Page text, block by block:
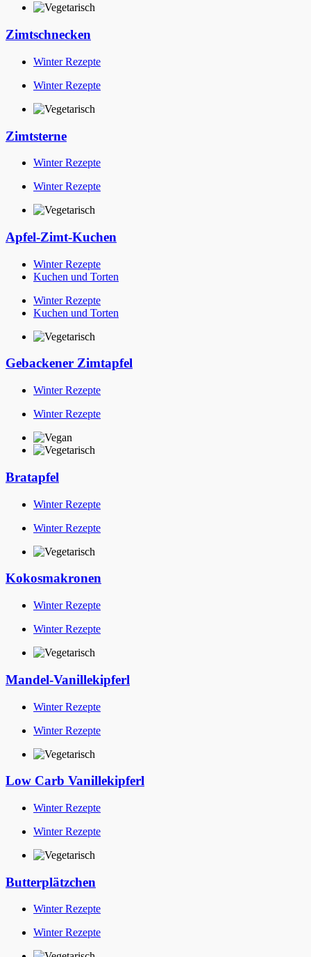
Zimtschnecken
Winter Rezepte
Winter Rezepte
Zimtsterne
Winter Rezepte
Winter Rezepte
Apfel-Zimt-Kuchen
Winter Rezepte
Kuchen und Torten
Winter Rezepte
Kuchen und Torten
Gebackener Zimtapfel
Winter Rezepte
Winter Rezepte
Bratapfel
Winter Rezepte
Winter Rezepte
Kokosmakronen
Winter Rezepte
Winter Rezepte
Mandel-Vanillekipferl
Winter Rezepte
Winter Rezepte
Low Carb Vanillekipferl
Winter Rezepte
Winter Rezepte
Butterplätzchen
Winter Rezepte
Winter Rezepte